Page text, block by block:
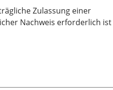
Zulassung einer
Nachweis erforderlich ist